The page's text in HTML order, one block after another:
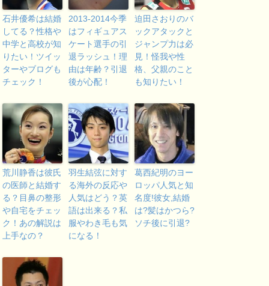
石井優希は結婚
してる？性格や
中学と高校が知
りたい！ツイッ
ターやブログも
チェック！
2013-2014今季
はフィギュアス
ケート選手の引
退ラッシュ！理
由は年齢？引退
後が心配！
迫田さおりのバ
ックアタックと
ジャンプ力は必
見！怪我や性
格、父親のこと
も知りたい！
荒川静香は彼氏
の医師と結婚す
る？目鼻の整形
や自宅をチェッ
ク！あの解説は
上手なの？
羽生結弦に対す
る海外の反応や
人気はどう？英
語は出来る？私
服やわき毛も気
になる！
葛西紀明のヨー
ロッパ人気と知
名度!彼女,結婚
は?髪はかつら?
ソチ後に引退?